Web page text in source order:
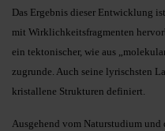
Das Ergebnis dieser Entwicklung
mit Wirklichkeitsfragmenten
ein tektonischer, wie aus
zugrunde. Auch seine lyrischsten
kristallene Strukturen definiert.
Ausgehend vom Naturstudium